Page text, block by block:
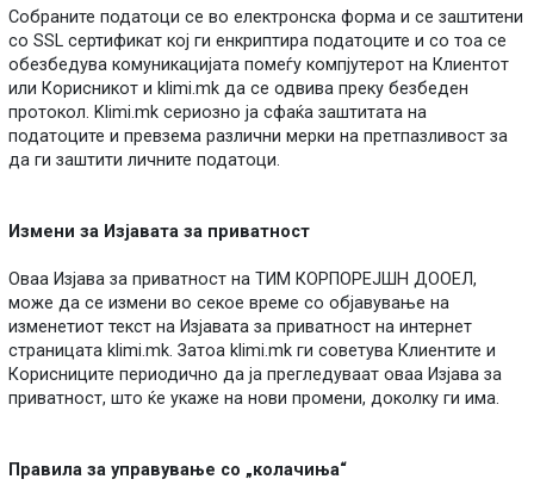
Собраните податоци се во електронска форма и се заштитени
со SSL сертификат кој ги енкриптира податоците и со тоа се
обезбедува комуникацијата помеѓу компјутерот на Клиентот
или Корисникот и klimi.mk да се одвива преку безбеден
протокол. Klimi.mk сериозно ја сфаќа заштитата на
податоците и превзема различни мерки на претпазливост за
да ги заштити личните податоци.
Измени за Изјавата за приватност
Оваа Изјава за приватност на ТИМ КОРПОРЕЈШН ДООЕЛ,
може да се измени во секое време со објавување на
изменетиот текст на Изјавата за приватност на интернет
страницата klimi.mk. Затоа klimi.mk ги советува Клиентите и
Корисниците периодично да ја прегледуваат оваа Изјава за
приватност, што ќе укаже на нови промени, доколку ги има.
Правила за управување со „колачиња“